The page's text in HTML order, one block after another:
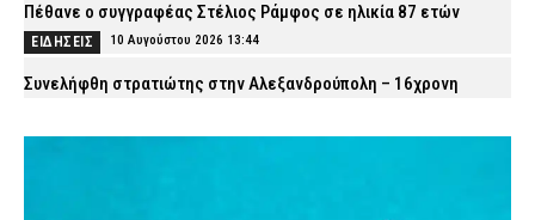
Πέθανε ο συγγραφέας Στέλιος Ράμφος σε ηλικία 87 ετών
ΕΙΔΗΣΕΙΣ 10 Αυγούστου 2026 13:44
Συνελήφθη στρατιώτης στην Αλεξανδρούπολη – 16χρονη
ΑΣΤΥΝΟΜΙΑ 10 Αυγούστου 2026 13:34